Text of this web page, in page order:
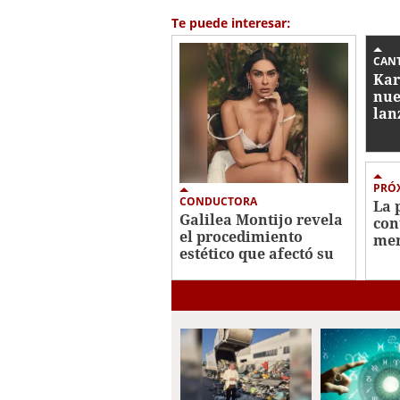
Te puede interesar:
CONDUCTORA
Galilea Montijo revela
el procedimiento
estético que afectó su
La